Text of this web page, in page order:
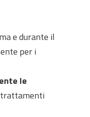
e durante il
per i
le
trattamenti